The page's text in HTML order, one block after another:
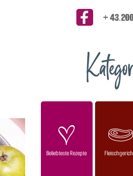
+
Beliebteste Rezepte